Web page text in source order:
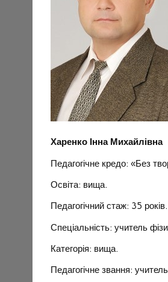
Харенко Інна Михайлівна
Педагогічне кредо: «Без
Освіта:
Педагогічний
Спеціальність:
Педагогічне звання: